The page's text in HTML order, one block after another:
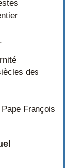
des
  Pape François